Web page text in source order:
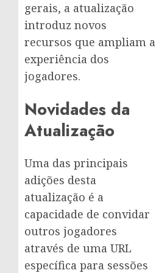
gerais, a atualização
introduz novos
recursos que ampliam a
experiência dos
jogadores.
Novidades da
Atualização
Uma das principais
adições desta
atualização é a
capacidade de convidar
outros jogadores
através de uma URL
específica para sessões